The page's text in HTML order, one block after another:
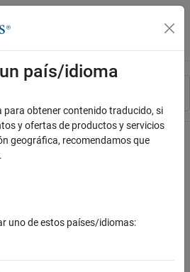
de navegación
país/idioma
para obtener contenido traducido, si
y ofertas de productos y servicios
geográfica, recomendamos que
.
uno de estos países/idiomas: